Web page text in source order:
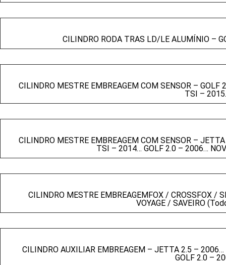
CILINDRO RODA TRAS LD/LE ALUMÍNIO –
CILINDRO MESTRE EMBREAGEM COM SENSOR –
TSI –
CILINDRO MESTRE EMBREAGEM COM SENSOR –
TSI – 2014… GOLF 2.0 – 2006…
CILINDRO MESTRE EMBREAGEMFOX / CROSSFOX /
VOYAGE / SAVEIRO
CILINDRO AUXILIAR EMBREAGEM – JETTA 2.5 –
GOLF 2.0 –